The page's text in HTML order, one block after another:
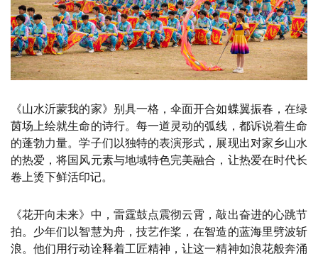
《山水沂蒙我的家》别具一格，伞面开合如蝶翼振春，在绿
茵场上绘就生命的诗行。每一道灵动的弧线，都诉说着生命
的蓬勃力量。学子们以独特的表演形式，展现出对家乡山水
的热爱，将国风元素与地域特色完美融合，让热爱在时代长
卷上烫下鲜活印记。
《花开向未来》中，雷霆鼓点震彻云霄，敲出奋进的心跳节
拍。少年们以智慧为舟，技艺作桨，在智造的蓝海里劈波斩
浪。他们用行动诠释着工匠精神，让这一精神如浪花般奔涌